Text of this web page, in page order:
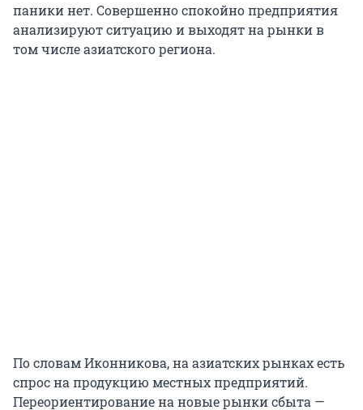
паники нет. Совершенно спокойно предприятия
анализируют ситуацию и выходят на рынки в
том числе азиатского региона.
По словам Иконникова, на азиатских рынках есть
спрос на продукцию местных предприятий.
Переориентирование на новые рынки сбыта —